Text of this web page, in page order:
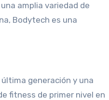
amplia variedad de
Bodytech es una
generación y una
fitness de primer nivel en